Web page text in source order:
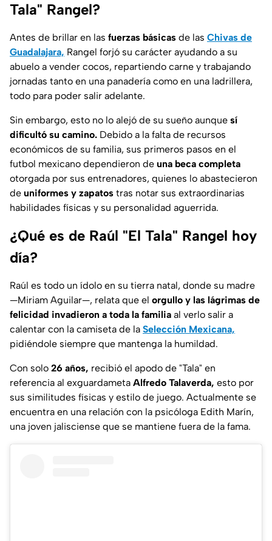
Tala" Rangel?
Antes de brillar en las fuerzas básicas de las Chivas de
Guadalajara, Rangel forjó su carácter ayudando a su
abuelo a vender cocos, repartiendo carne y trabajando
jornadas tanto en una panadería como en una ladrillera,
todo para poder salir adelante.
Sin embargo, esto no lo alejó de su sueño aunque sí
dificultó su camino. Debido a la falta de recursos
económicos de su familia, sus primeros pasos en el
futbol mexicano dependieron de una beca completa
otorgada por sus entrenadores, quienes lo abastecieron
de uniformes y zapatos tras notar sus extraordinarias
habilidades físicas y su personalidad aguerrida.
¿Qué es de Raúl "El Tala" Rangel hoy
día?
Raúl es todo un ídolo en su tierra natal, donde su madre
—Miriam Aguilar—, relata que el orgullo y las lágrimas de
felicidad invadieron a toda la familia al verlo salir a
calentar con la camiseta de la Selección Mexicana,
pidiéndole siempre que mantenga la humildad.
Con solo 26 años, recibió el apodo de "Tala" en
referencia al exguardameta Alfredo Talaverda, esto por
sus similitudes físicas y estilo de juego. Actualmente se
encuentra en una relación con la psicóloga Edith Marín,
una joven jalisciense que se mantiene fuera de la fama.